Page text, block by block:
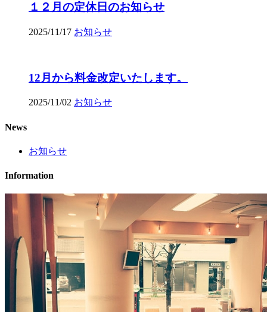
１２月の定休日のお知らせ
2025/11/17 お知らせ
12月から料金改定いたします。
2025/11/02 お知らせ
News
お知らせ
Information